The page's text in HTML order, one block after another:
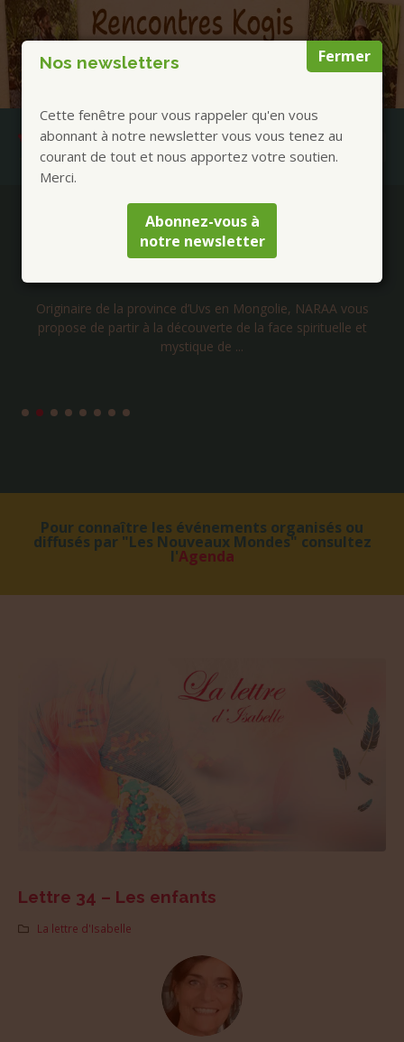
Fermer
Nos newsletters
Cette fenêtre pour vous rappeler qu'en vous
abonnant à notre newsletter vous vous tenez au
courant de tout et nous apportez votre soutien.
Merci.
Abonnez-vous à
notre newsletter
Publications à la Une !
Séjours Mongolie chamanique été 2026 avec
Rencontres avec 5 chamanes Mongols. Cérémonies et
accompagnement suivant différentes pratiques
diffusés par "Les Nouveaux Mondes" consultez
l'Agenda
La lettre d'Isabelle